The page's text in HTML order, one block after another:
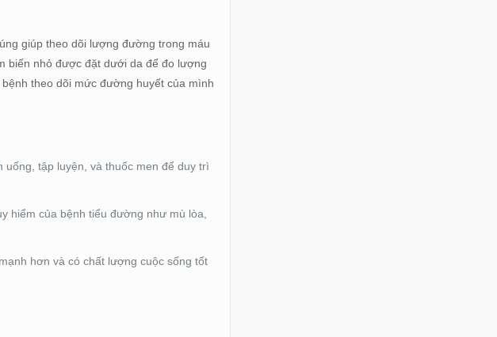
giúp theo dõi lượng đường trong máu
biến nhỏ được đặt dưới da để đo lượng
theo dõi mức đường huyết của mình
tập luyện, và thuốc men để duy trì
hiểm của bệnh tiểu đường như mù lòa,
hơn và có chất lượng cuộc sống tốt